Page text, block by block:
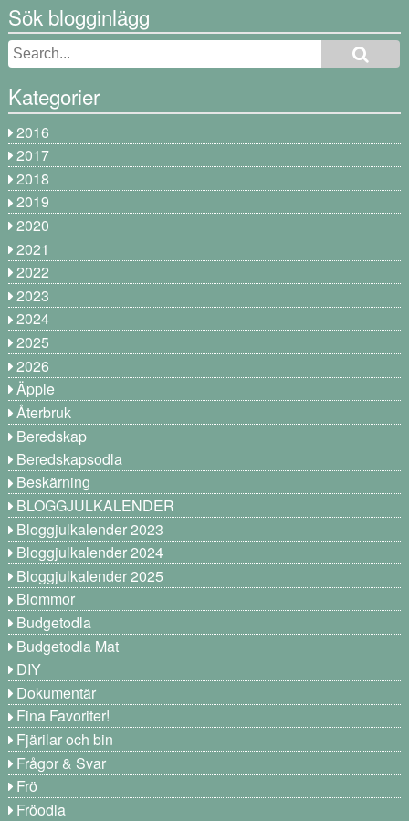
Sök blogginlägg
Kategorier
2016
2017
2018
2019
2020
2021
2022
2023
2024
2025
2026
Äpple
Återbruk
Beredskap
Beredskapsodla
Beskärning
BLOGGJULKALENDER
Bloggjulkalender 2023
Bloggjulkalender 2024
Bloggjulkalender 2025
Blommor
Budgetodla
Budgetodla Mat
DIY
Dokumentär
Fina Favoriter!
Fjärilar och bin
Frågor & Svar
Frö
Fröodla